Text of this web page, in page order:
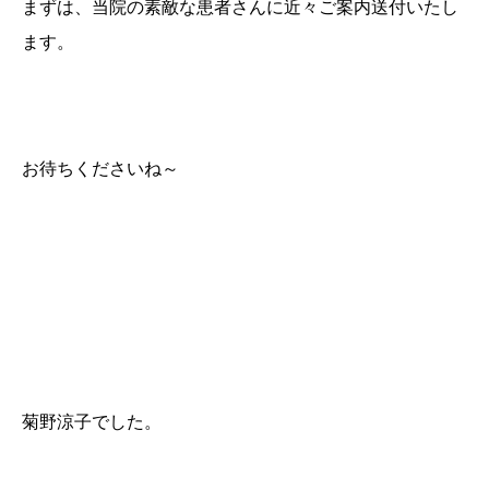
まずは、当院の素敵な患者さんに近々ご案内送付いたし
ます。
お待ちくださいね～
菊野涼子でした。